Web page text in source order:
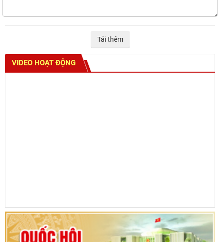
Tải thêm
VIDEO HOẠT ĐỘNG